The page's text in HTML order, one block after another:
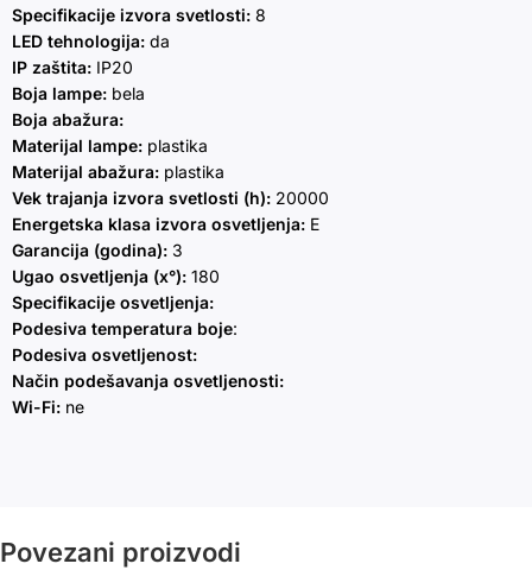
Specifikacije izvora svetlosti: 8
LED tehnologija: da
IP zaštita: IP20
Boja lampe: bela
Boja abažura:
Materijal lampe: plastika
Materijal abažura: plastika
Vek trajanja izvora svetlosti (h): 20000
Energetska klasa izvora osvetljenja: E
Garancija (godina): 3
Ugao osvetljenja (x°): 180
Specifikacije osvetljenja:
Podesiva temperatura boje:
Podesiva osvetljenost:
Način podešavanja osvetljenosti:
Wi-Fi: ne
Povezani proizvodi